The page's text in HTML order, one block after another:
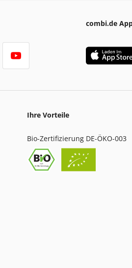
combi.de
Ihre Vorteile
Bio-Zertifizierung DE-ÖKO-003